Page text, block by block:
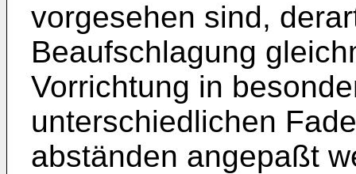
vorgesehen sind,
Beaufschlagung
Vorrichtung in
unterschiedlichen
abständen angepaßt